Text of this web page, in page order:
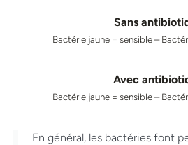
Sans
Bactérie jaune = sensible –
Avec
Bactérie jaune = sensible –
En général, les bactéries font